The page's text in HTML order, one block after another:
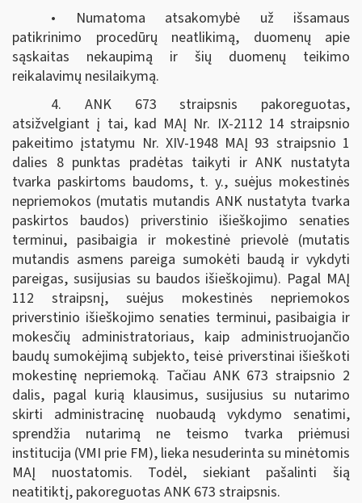
• Numatoma atsakomybė už išsamaus
patikrinimo procedūrų neatlikimą, duomenų apie
sąskaitas nekaupimą ir šių duomenų teikimo
reikalavimų nesilaikymą.
4. ANK 673 straipsnis pakoreguotas,
atsižvelgiant į tai, kad MAĮ Nr. IX-2112 14 straipsnio
pakeitimo įstatymu Nr. XIV-1948 MAĮ 93 straipsnio 1
dalies 8 punktas pradėtas taikyti ir ANK nustatyta
tvarka paskirtoms baudoms, t. y., suėjus mokestinės
nepriemokos (mutatis mutandis ANK nustatyta tvarka
paskirtos baudos) priverstinio išieškojimo senaties
terminui, pasibaigia ir mokestinė prievolė (mutatis
mutandis asmens pareiga sumokėti baudą ir vykdyti
pareigas, susijusias su baudos išieškojimu). Pagal MAĮ
112 straipsnį, suėjus mokestinės nepriemokos
priverstinio išieškojimo senaties terminui, pasibaigia ir
mokesčių administratoriaus, kaip administruojančio
baudų sumokėjimą subjekto, teisė priverstinai išieškoti
mokestinę nepriemoką. Tačiau ANK 673 straipsnio 2
dalis, pagal kurią klausimus, susijusius su nutarimo
skirti administracinę nuobaudą vykdymo senatimi,
sprendžia nutarimą ne teismo tvarka priėmusi
institucija (VMI prie FM), lieka nesuderinta su minėtomis
MAĮ nuostatomis. Todėl, siekiant pašalinti šią
neatitiktį, pakoreguotas ANK 673 straipsnis.